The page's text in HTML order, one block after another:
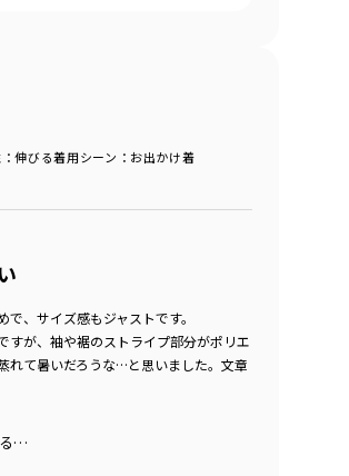
：伸びる着用シーン ：お出かけ着
、サイズ感もジャストです。
すが、袖や裾のストライプ部分がポリエ
れて暑いだろうな…と思いました。文章
…